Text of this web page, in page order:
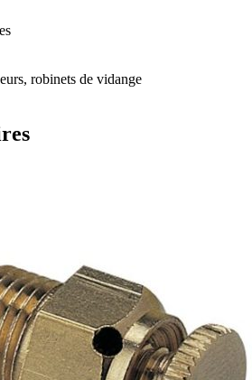
robinets de vidange